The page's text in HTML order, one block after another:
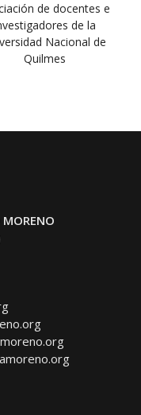
de docentes e
de la
Nacional de
Quilmes